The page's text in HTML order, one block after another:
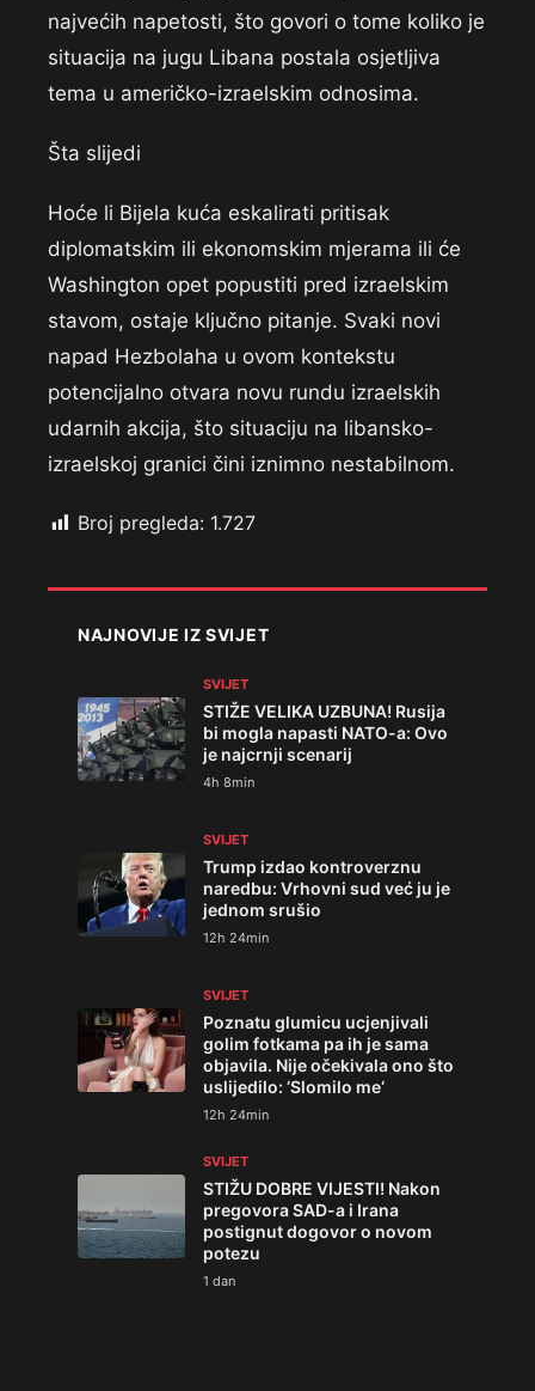
najvećih napetosti, što govori o tome koliko je
situacija na jugu Libana postala osjetljiva
tema u američko-izraelskim odnosima.
Šta slijedi
Hoće li Bijela kuća eskalirati pritisak
diplomatskim ili ekonomskim mjerama ili će
Washington opet popustiti pred izraelskim
stavom, ostaje ključno pitanje. Svaki novi
napad Hezbolaha u ovom kontekstu
potencijalno otvara novu rundu izraelskih
udarnih akcija, što situaciju na libansko-
izraelskoj granici čini iznimno nestabilnom.
Broj pregleda: 1.727
NAJNOVIJE IZ SVIJET
SVIJET
STIŽE VELIKA UZBUNA! Rusija
bi mogla napasti NATO-a: Ovo
je najcrnji scenarij
4h 8min
SVIJET
Trump izdao kontroverznu
naredbu: Vrhovni sud već ju je
jednom srušio
12h 24min
SVIJET
Poznatu glumicu ucjenjivali
golim fotkama pa ih je sama
objavila. Nije očekivala ono što
uslijedilo: ‘Slomilo me‘
12h 24min
SVIJET
STIŽU DOBRE VIJESTI! Nakon
pregovora SAD-a i Irana
postignut dogovor o novom
potezu
1 dan